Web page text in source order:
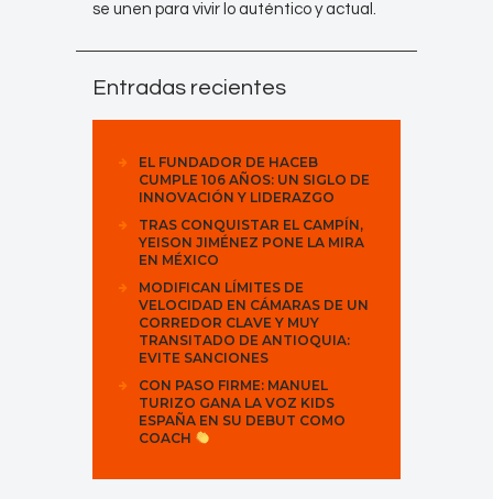
se unen para vivir lo auténtico y actual.
Entradas recientes
EL FUNDADOR DE HACEB
CUMPLE 106 AÑOS: UN SIGLO DE
INNOVACIÓN Y LIDERAZGO
TRAS CONQUISTAR EL CAMPÍN,
YEISON JIMÉNEZ PONE LA MIRA
EN MÉXICO
MODIFICAN LÍMITES DE
VELOCIDAD EN CÁMARAS DE UN
CORREDOR CLAVE Y MUY
TRANSITADO DE ANTIOQUIA:
EVITE SANCIONES
CON PASO FIRME: MANUEL
TURIZO GANA LA VOZ KIDS
ESPAÑA EN SU DEBUT COMO
COACH